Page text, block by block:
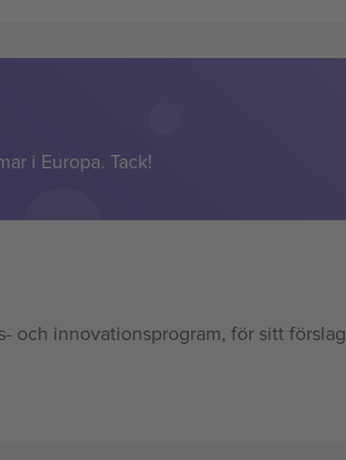
i Europa. Tack!
och innovationsprogram, för sitt förslag